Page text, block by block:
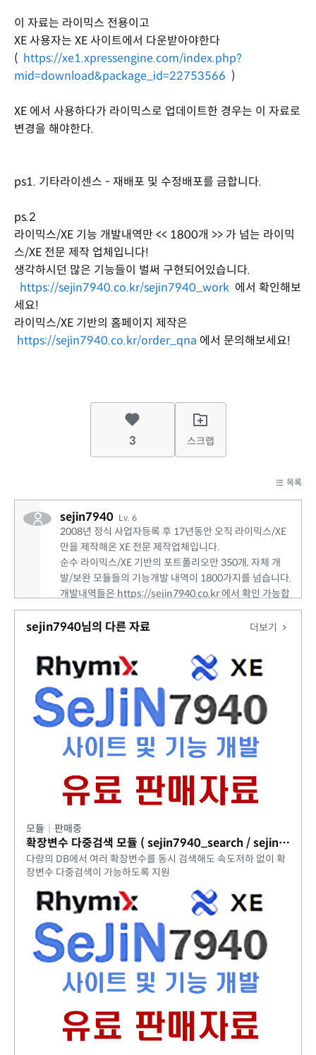
이 자료는 라이믹스 전용이고
XE 사용자는 XE 사이트에서 다운받아야한다
( https://xe1.xpressengine.com/index.php?
mid=download&package_id=22753566 )
XE 에서 사용하다가 라이믹스로 업데이트한 경우는 이 자료로
변경을 해야한다.
ps1. 기타라이센스 - 재배포 및 수정배포를 금합니다.
ps.2
라이믹스/XE 기능 개발내역만 << 1800개 >> 가 넘는 라이믹
스/XE 전문 제작 업체입니다!
생각하시던 많은 기능들이 벌써 구현되어있습니다.
https://sejin7940.co.kr/sejin7940_work 에서 확인해보
세요!
라이믹스/XE 기반의 홈페이지 제작은
https://sejin7940.co.kr/order_qna 에서 문의해보세요!
3 스크랩
목록
sejin7940 Lv. 6
2008년 정식 사업자등록 후 17년동안 오직 라이믹스/XE
만을 제작해온 XE 전문 제작업체입니다.
순수 라이믹스/XE 기반의 포트폴리오만 350개, 자체 개
발/보완 모듈들의 기능개발 내역이 1800가지를 넘습니다.
개발내역들은 https://sejin7940.co.kr 에서 확인 가능합
니다. 라이믹스/XE 개발 의뢰 주시면 어떤 기능이든 개발
해드립니다!
sejin7940님의 다른 자료 더보기
모듈 판매중
확장변수 다중검색 모듈 ( sejin7940_search / sejin7940_multi )
다량의 DB에서 여러 확장변수를 동시 검색해도 속도저하 없이 확
장변수 다중검색이 가능하도록 지원